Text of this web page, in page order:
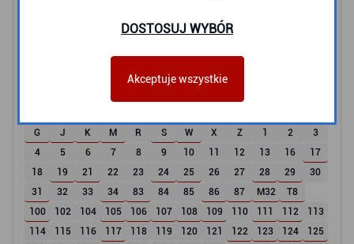
Autobusy i Trolejbusy
G J K M R S W X Z 1 2
3
4
5 6 7 8 9 10 11 12 13 16
17
18
19 21 22 23 24 25 26 27 28 29
30
31
32 33 34 83 84 85 86 87 M32
T8
100
102 104 105 106 107 108 109 110 111 112
113
114
115 116 117 118 119 120 121 122 123 124
125
DOSTOSUJ WYBÓR
Akceptuje wszystkie